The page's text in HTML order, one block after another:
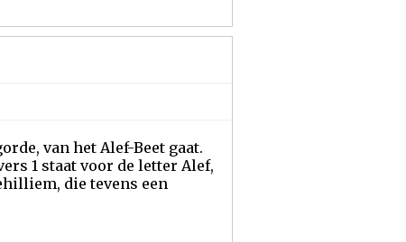
van het Alef-Beet gaat.
1 staat voor de letter Alef,
die tevens een